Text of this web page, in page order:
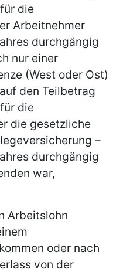
die
Arbeitnehmer
durchgängig
nur einer
(West oder Ost)
den Teilbetrag
die
die gesetzliche
–
durchgängig
war,
Arbeitslohn
oder nach
von der